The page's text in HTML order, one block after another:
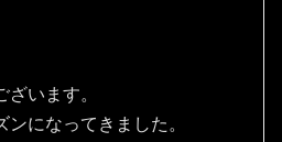
います。
になってきました。